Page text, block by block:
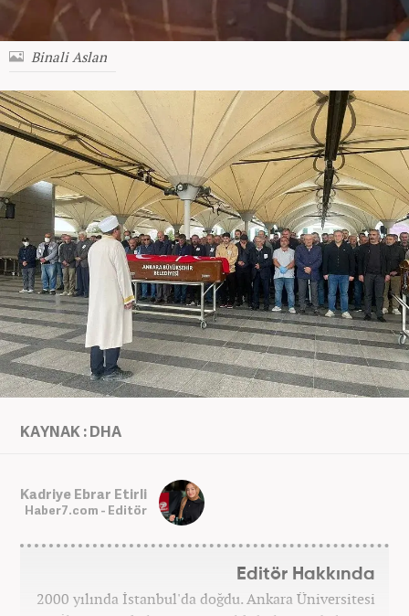
Binali Aslan
KAYNAK : DHA
Kadriye Ebrar Etirli
Haber7.com - Editör
Editör Hakkında
2000 yılında İstanbul'da doğdu. Ankara Üniversitesi